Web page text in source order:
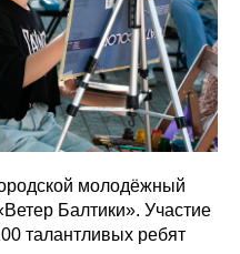
молодёжный
Балтики». Участие
талантливых ребят